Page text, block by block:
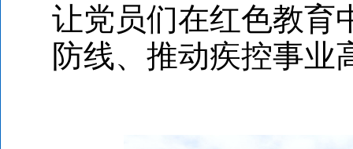
让党员们在红色教育
防线、推动疾控事业